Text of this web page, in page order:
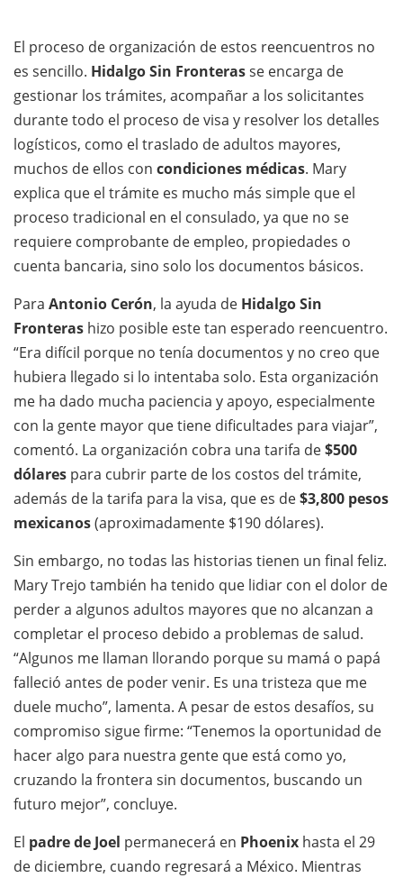
El proceso de organización de estos reencuentros no
es sencillo. Hidalgo Sin Fronterasse encarga de
gestionar los trámites, acompañar a los solicitantes
durante todo el proceso de visa y resolver los detalles
logísticos, como el traslado de adultos mayores,
muchos de ellos con condiciones médicas. Mary
explica que el trámite es mucho más simple que el
proceso tradicional en el consulado, ya que no se
requiere comprobante de empleo, propiedades o
cuenta bancaria, sino solo los documentos básicos.
Para Antonio Cerón, la ayuda de Hidalgo Sin
Fronteras hizo posible este tan esperado reencuentro.
“Era difícil porque no tenía documentos y no creo que
hubiera llegado si lo intentaba solo. Esta organización
me ha dado mucha paciencia y apoyo, especialmente
con la gente mayor que tiene dificultades para viajar”,
comentó. La organización cobra una tarifa de$500
dólares para cubrir parte de los costos del trámite,
además de la tarifa para la visa, que es de$3,800 pesos
mexicanos(aproximadamente $190 dólares).
Sin embargo, no todas las historias tienen un final feliz.
Mary Trejo también ha tenido que lidiar con el dolor de
perder a algunos adultos mayores que no alcanzan a
completar el proceso debido a problemas de salud.
“Algunos me llaman llorando porque su mamá o papá
falleció antes de poder venir. Es una tristeza que me
duele mucho”, lamenta. A pesar de estos desafíos, su
compromiso sigue firme: “Tenemos la oportunidad de
hacer algo para nuestra gente que está como yo,
cruzando la frontera sin documentos, buscando un
futuro mejor”, concluye.
El padre de Joel permanecerá en Phoenix hasta el 29
de diciembre, cuando regresará a México. Mientras